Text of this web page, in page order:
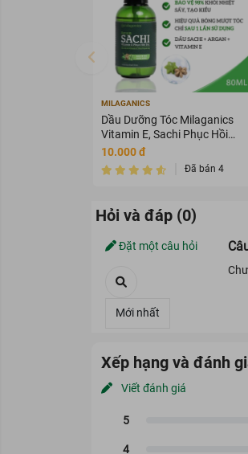
MILAGANICS
Dầu Dưỡng Tóc Milaganics
Vitamin E, Sachi Phục Hồi
Tóc 80ml
10.000 đ
Đã bán 4
Hỏi và đáp (0)
Đặt một câu hỏi
Xếp hạng và đánh
Viết đánh giá